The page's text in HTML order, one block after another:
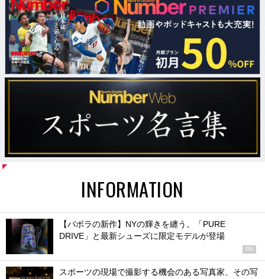
INFORMATION
【バボラの新作】NYの輝きを纏う。「PURE
DRIVE」と最新シューズに限定モデルが登場
PR
スポーツの現場で撮影する機会のある写真家、その写